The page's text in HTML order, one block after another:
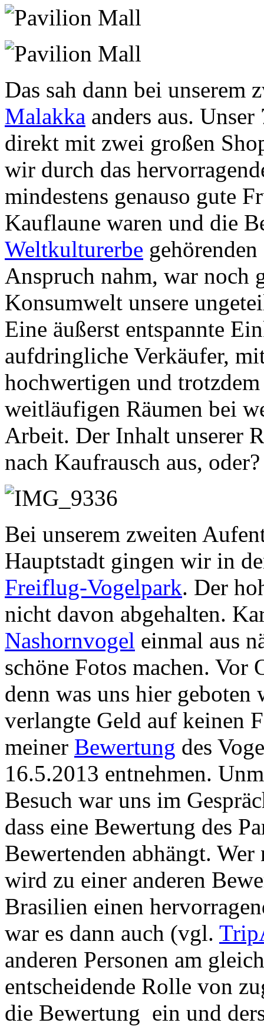
Das sah dann bei
Malakka anders aus.
direkt mit zwei großen
wir durch das
mindestens genauso gute
Kauflaune waren und die
Weltkulturerbe
Anspruch nahm, war noch
Konsumwelt unsere
Eine äußerst entspannte
aufdringliche Verkäufer,
hochwertigen und
weitläufigen Räumen bei
Arbeit. Der Inhalt unserer
nach Kaufrausch aus, oder?
Bei unserem zweiten
Hauptstadt gingen wir in
Freiflug-Vogelpark. Der
nicht davon abgehalten.
Nashornvogel einmal aus
schöne Fotos machen. Vor
denn was uns hier geboten
verlangte Geld auf keinen
meiner Bewertung des
16.5.2013 entnehmen.
Besuch war uns im
dass eine Bewertung des
Bewertenden abhängt.
wird zu einer anderen
Brasilien einen
war es dann auch (vgl.
anderen Personen am
entscheidende Rolle von
die Bewertung ein und